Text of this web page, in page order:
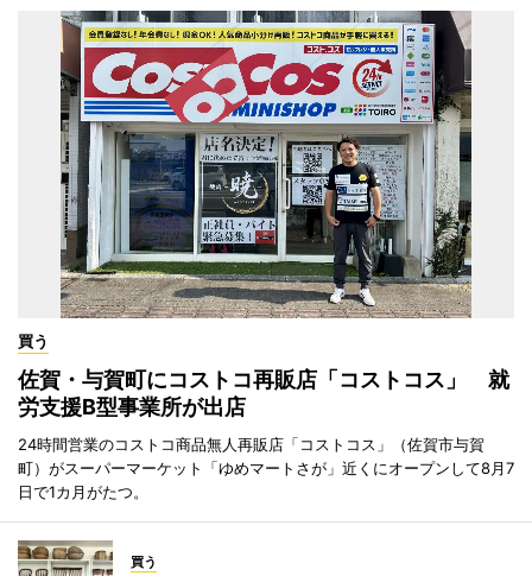
買う
佐賀・与賀町にコストコ再販店「コストコス」 就
労支援B型事業所が出店
24時間営業のコストコ商品無人再販店「コストコス」（佐賀市与賀
町）がスーパーマーケット「ゆめマートさが」近くにオープンして8月7
日で1カ月がたつ。
買う